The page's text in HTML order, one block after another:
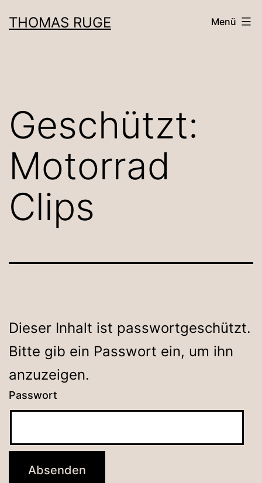
Inhalt
THOMAS RUGE Menü
Geschützt:
Motorrad
Clips
Dieser Inhalt ist passwortgeschützt.
Bitte gib ein Passwort ein, um ihn
anzuzeigen.
Passwort